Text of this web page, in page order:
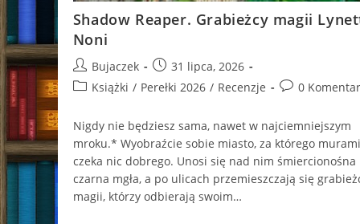
Shadow Reaper. Grabieżcy magii
Noni
Post
author:
Bujaczek
Post
published:
31 lipca, 2026
PostKsiążki / Perełki 2026 / Recenzje
Post0
Nigdy nie będziesz sama, nawet w najciemniejszym
mroku.* Wyobraźcie sobie miasto, za którego
czeka nic dobrego. Unosi się nad nim śmiercionośna
czarna mgła, a po ulicach przemieszczają się
magii, którzy odbierają swoim…